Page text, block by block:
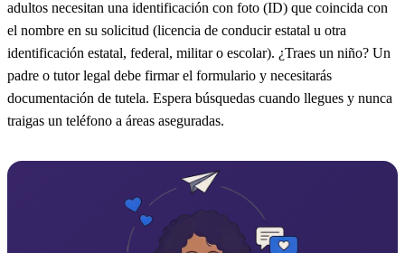
adultos necesitan una identificación con foto (ID) que coincida con
el nombre en su solicitud (licencia de conducir estatal u otra
identificación estatal, federal, militar o escolar). ¿Traes un niño? Un
padre o tutor legal debe firmar el formulario y necesitarás
documentación de tutela. Espera búsquedas cuando llegues y nunca
traigas un teléfono a áreas aseguradas.